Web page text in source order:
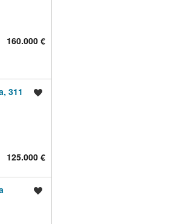
160.000 €
311
125.000 €